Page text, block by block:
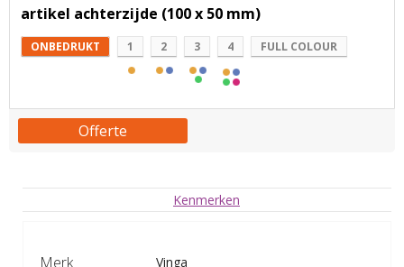
artikel achterzijde (100 x 50 mm)
ONBEDRUKT 1 2 3 4 FULL COLOUR
Offerte
Kenmerken
Merk Vinga